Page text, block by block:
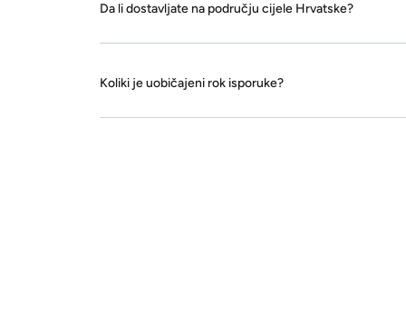
Da li dostavljate na području cijele Hrvatske?
Koliki je uobičajeni rok isporuke?